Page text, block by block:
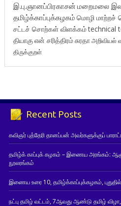
இ.பு.ஞானப்பிரகாசன் மறைமலை
தமிழ்க்காப்புக்கழகம் மொழி மாற்றச்
சட்டச் சொற்கள் விளக்கம்technical
தியாகுஎன் சரித்திரம்சுரதா
திருக்குறள்
Recent Posts
கவிஞர் புத்தேரி தானப்பன் அவர்களுக்குப்
தமிழ்க் காப்புக் கழகம் – இணைய அரங்கம்:
நூலரங்கம்
இணைய உரை 10, தமிழ்க்காப்புக்கழகம்,
நட்பு தமிழ் வட்டம், 7ஆவது ஆண்டு தமிழ்